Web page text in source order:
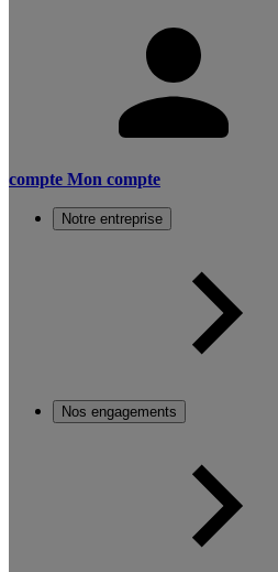
compte Mon compte
Notre entreprise
Nos engagements